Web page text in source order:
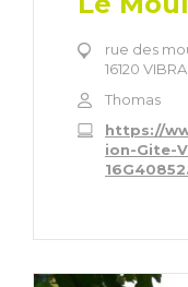
rue des
16120
Thomas
https://
ion-Gite-